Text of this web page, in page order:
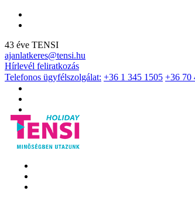
43 éve TENSI
ajanlatkeres@tensi.hu
Hírlevél feliratkozás
Telefonos ügyfélszolgálat: +36 1 345 1505 +36 70